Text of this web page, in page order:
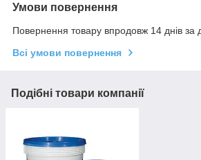
Умови повернення
Повернення товару впродовж 14 днів за
Всі умови повернення
Подібні товари компанії